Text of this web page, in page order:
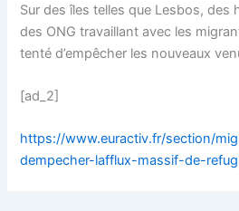
Sur des îles telles que Lesbos,
des ONG travaillant avec les
tenté d’empêcher les nouveaux
[ad_2]
https://www.euractiv.fr/section/
dempecher-lafflux-massif-de-